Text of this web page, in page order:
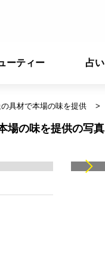
ーティー 占い
具材で本場の味を提供
場の味を提供の写真